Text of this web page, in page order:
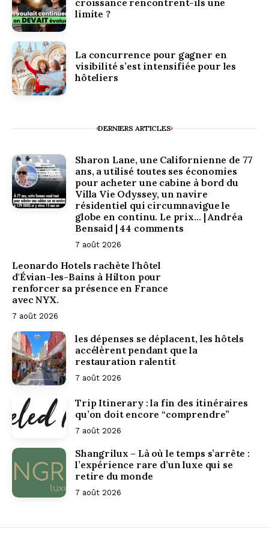
limite ?
La concurrence pour gagner en
visibilité s’est intensifiée pour les
hôteliers
DERNIERS ARTICLES
Sharon Lane, une Californienne de 77
ans, a utilisé toutes ses économies
pour acheter une cabine à bord du
Villa Vie Odyssey, un navire
résidentiel qui circumnavigue le
globe en continu. Le prix… | Andréa
Bensaid | 44 comments
7 août 2026
Leonardo Hotels rachète l'hôtel
d'Évian-les-Bains à Hilton pour
renforcer sa présence en France
avec NYX.
7 août 2026
les dépenses se déplacent, les hôtels
accélèrent pendant que la
restauration ralentit
7 août 2026
Trip Itinerary : la fin des itinéraires
qu’on doit encore “comprendre”
7 août 2026
Shangrilux – Là où le temps s’arrête :
l’expérience rare d’un luxe qui se
retire du monde
7 août 2026